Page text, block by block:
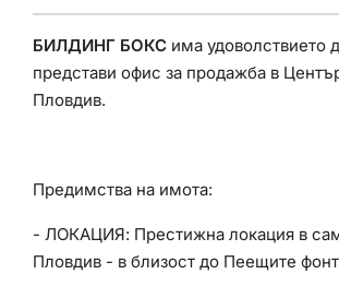
БИЛДИНГ БОКС има удоволствието
представи офис за продажба в
Пловдив.
Предимства на имота:
- ЛОКАЦИЯ: Престижна локация в
Пловдив - в близост до Пеещите